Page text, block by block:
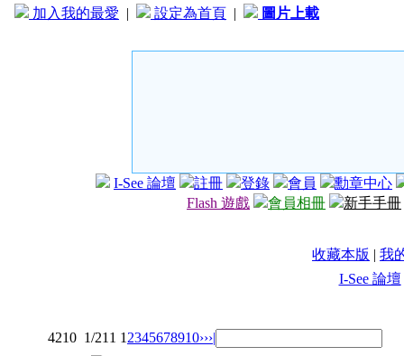
加入我的最愛 | 設定為首頁 | 圖片上載
I-See 論壇 註冊 登錄 會員
勳章中心
Flash 遊戲
會員相冊 新手手冊
收藏本版 | 我
I-See 論壇
4210 1/211 1 2345678910›››|